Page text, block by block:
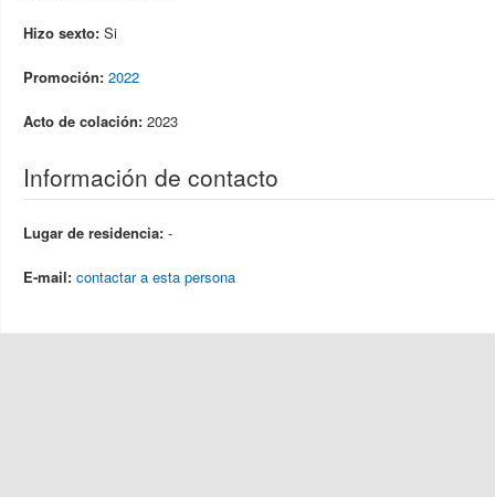
Hizo sexto: Si
Promoción: 2022
Acto de colación: 2023
Información de contacto
Lugar de residencia: -
E-mail: contactar a esta persona